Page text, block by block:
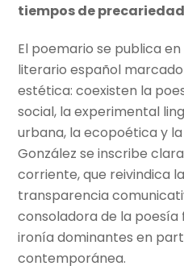
tiempos de
El poemario se publica
literario español
estética: coexisten la
social, la experimental
urbana, la ecopoética y
González se inscribe
corriente, que reivindica
transparencia
consoladora de la poesía
ironía dominantes en
contemporánea.